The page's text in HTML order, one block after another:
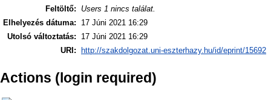
Feltöltő:
Users 1 nincs találat.
Elhelyezés dátuma:
17 Júni 2021 16:29
Utolsó változtatás:
17 Júni 2021 16:29
URI:
http://szakdolgozat.uni-eszterhazy.hu/id/eprint/15692
Actions (login required)